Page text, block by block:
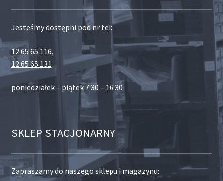
Jesteśmy dostępni pod nr tel:
12 65 65 116,
12 65 65 131
poniedziałek – piątek 7:30 – 16:30
SKLEP STACJONARNY
Zapraszamy do naszego sklepu i magazynu: